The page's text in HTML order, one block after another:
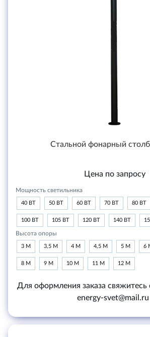
Стальной фонарный
Цена по запросу
Мощность светильника
40 ВТ 50 ВТ 60 ВТ 70 ВТ 80 ВТ
100 ВТ 105 ВТ 120 ВТ 140 ВТ
Высота опоры
3 М 3,5 М 4 М 4,5 М 5 М 6
8 М 9 М 10 М 11 М 12 М
Для оформления заказа свяжитесь
energy-svet@mail.ru